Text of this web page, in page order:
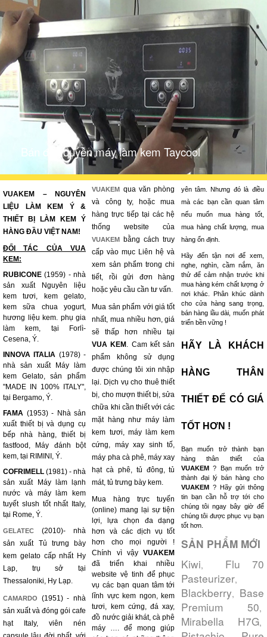
Bán độc quyền máy làm kem Taycool
VUAKEM – NGUYÊN
LIỆU LÀM KEM Ý &
THIẾT BỊ LÀM KEM Ý
HÀNG ĐẦU VIỆT NAM!
ĐỐI TÁC CỦA VUA
KEM:
RUBICONE (1959) - nhà
sản xuất Nguyên liệu
kem tươi, kem gelato,
kem sữa chua yogurt,
hương liệu kem. phụ gia
làm kem, tại Forlì-
Cesena, Ý.
INNOVA ITALIA (1978) -
nhà sản xuất Máy làm
kem Gelato, sản phẩm
"MADE IN 100% ITALY",
tại Bergamo, Ý.
FAMA (1953) - Nhà sản
xuất thiết bị và dụng cụ
bếp nhà hàng, thiết bị
fastfood, Máy đánh bột
kem, tại RIMINI, Ý.
COFRIMELL (1981) - nhà
sản xuất Máy làm lạnh
nước và máy làm kem
tuyết slush tốt nhất Italy,
tại Rome, Ý.
GELATEC (2010)- nhà
sản xuất Tủ trưng bày
kem gelato cấp nhất Hy
Lạp, trụ sở tại
Thessaloniki, Hy Lạp.
CAMARDO
(1951) - nhà
sản xuất và đóng gói cafe
hạt Italy, viên nén
VUAKEM qua văn phòng
và công ty, hoặc mua
hàng trực tiếp tại các hệ
thống website của
VUAKEM bằng cách truy
cấp vào mục Liên hệ và
xem sản phẩm trong chi
tiết, rồi gửi đơn hàng
hoặc yêu cầu cần tư vấn.
Mua sản phẩm với giá tốt
nhất, mua nhiều hơn, giá
sẽ thấp hơn nhiều tại
VUA KEM . Cam kết sản
phẩm không sử dụng
được chúng tôi xin nhập
lại. Dịch vụ cho thuê thiết
bị, cho mượn thiết bị, sửa
chữa khi cần thiết với các
mặt hàng như máy làm
kem tươi, máy làm kem
cứng, máy xay sinh tố,
máy pha cà phê, máy xay
hạt cà phê, tủ đông, tủ
mát, tủ trưng bày kem.
Mua hàng trực tuyến
(online) mang lại sự tiện
lợi, lựa chọn đa dạng
hơn và các dịch vụ tốt
hơn cho mọi người !
Chính vì vậyVUAKEM
đã triển khai nhiều
website vệ tinh để phục
vụ các bạn quan tâm tới
lĩnh vực kem ngon, kem
tươi, kem cứng, đá xay,
đồ nước giải khát, cà phê
máy …. để mong giúp
yên tâm. Nhưng đó là điều
mà các bạn cần quan tâm
nếu muốn mua hàng tốt,
mua hàng chất lượng, mua
hàng ổn định.
Hãy đến tận nơi để xem,
nghe, nghìn, cầm nắm, ăn
thử để cảm nhận trước khi
mua hàng kém chất lượng ở
nơi khác. Phân khúc dành
cho cửa hàng sang trọng,
bán hàng lầu dài, muốn phát
triển bền vững !
HÃY LÀ KHÁCH
HÀNG THÂN
THIẾT ĐỂ CÓ GIÁ
TỐT HƠN !
Bạn muốn trở thành bạn
hàng thân thiết của
VUAKEM? Bạn muốn trở
thành đại lý bán hàng cho
VUAKEM? Hãy gửi thông
tin bạn cần hỗ trợ tới cho
chúng tôi ngay bây giờ để
chúng tôi được phục vụ bạn
tốt hơn.
SẢN PHẨM MỚI
Kiwi, Flu 70
Pasteurizer,
Blackberry, Base
Premium 50,
Mirabella H7G,